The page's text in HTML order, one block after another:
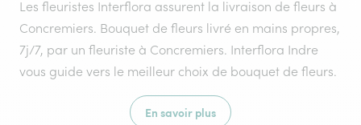
Les fleuristes Interflora assurent la livraison de fleurs à
Concremiers. Bouquet de fleurs livré en mains propres,
7j/7, par un fleuriste à Concremiers. Interflora Indre
vous guide vers le meilleur choix de bouquet de fleurs.
En savoir plus